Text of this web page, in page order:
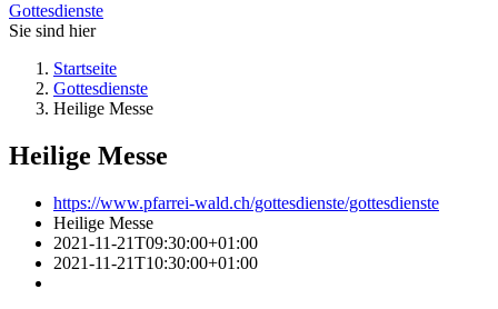
Gottesdienste
Sie sind hier
Startseite
Gottesdienste
Heilige Messe
Heilige Messe
https://www.pfarrei-wald.ch/gottesdienste/gottesdienste
Heilige Messe
2021-11-21T09:30:00+01:00
2021-11-21T10:30:00+01:00